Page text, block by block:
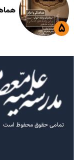
تمامی حقوق محفوظ است